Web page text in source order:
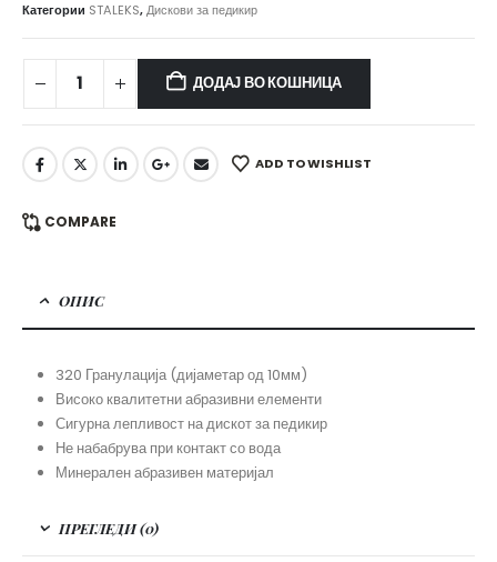
Категории STALEKS,Дискови за педикир
ДОДАЈ ВО КОШНИЦА
ADD TO WISHLIST
COMPARE
ОПИС
320 Гранулација (дијаметар од 10мм)
Високо квалитетни абразивни елементи
Сигурна лепливост на дискот за педикир
Не набабрува при контакт со вода
Минерален абразивен материјал
ПРЕГЛЕДИ (0)